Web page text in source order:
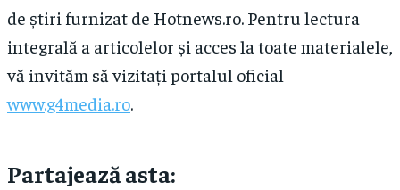
de știri furnizat de Hotnews.ro. Pentru lectura
integrală a articolelor și acces la toate materialele,
vă invităm să vizitați portalul oficial
www.g4media.ro.
Partajează asta: